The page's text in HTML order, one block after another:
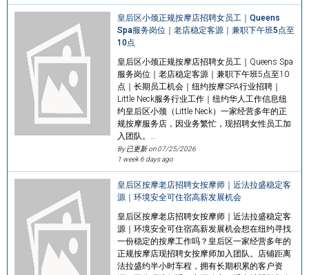
皇后区小颈正规按摩店招聘女员工｜Queens
Spa服务岗位｜老店稳定客源｜兼职下午班5点至
10点
皇后区小颈正规按摩店招聘女员工｜Queens Spa
服务岗位｜老店稳定客源｜兼职下午班5点至10
点｜长期员工机会｜纽约按摩SPA行业招聘｜
Little Neck服务行业工作｜纽约华人工作信息纽
约皇后区小颈（Little Neck）一家经营多年的正
规按摩服务店，因业务繁忙，现招聘女性员工加
入团队。…
By 已更新 on07/25/2026
1 week 6 days ago
皇后区按摩老店招聘女按摩师｜近法拉盛稳定客
源｜环境安全可住宿高薪发展机会
皇后区按摩老店招聘女按摩师｜近法拉盛稳定客
源｜环境安全可住宿高薪发展机会想在纽约寻找
一份稳定的按摩工作吗？皇后区一家经营多年的
正规按摩店现招聘女按摩师加入团队。店铺距离
法拉盛约半小时车程，拥有长期积累的客户资